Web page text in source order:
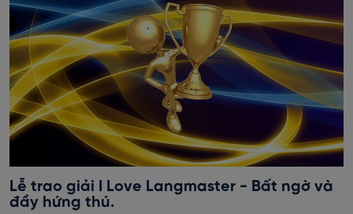
Lễ trao giải I Love Langmaster - Bất ngờ và
đầy hứng thú.